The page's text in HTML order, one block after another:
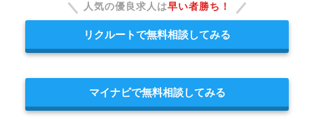
人気の優良求人は早い者勝ち！
リクルートで無料相談してみる
マイナビで無料相談してみる